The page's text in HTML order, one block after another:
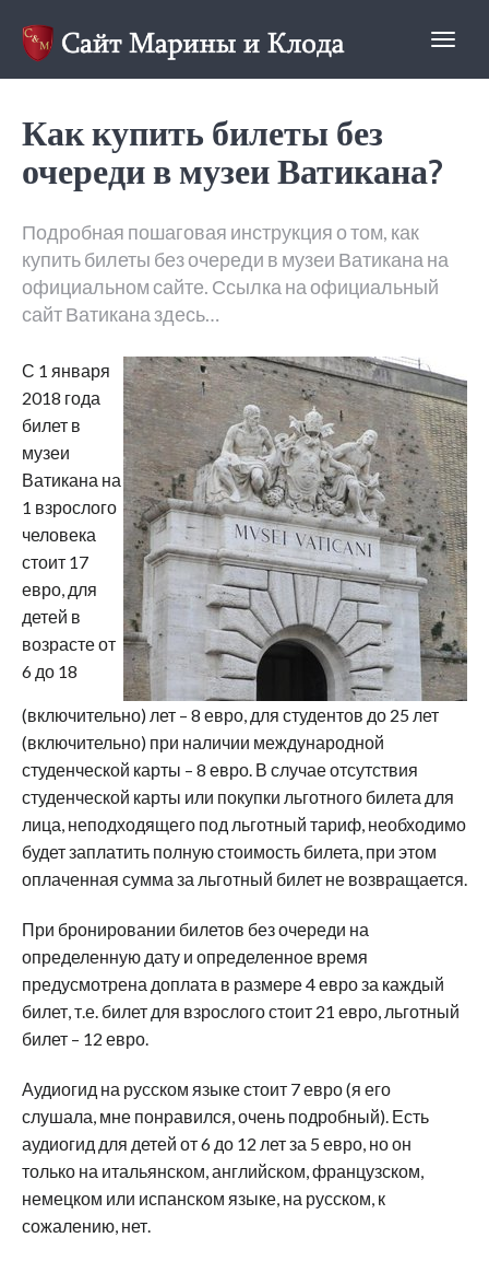
Clod&Mari
Как купить билеты без
очереди в музеи Ватикана?
Подробная пошаговая инструкция о том, как
купить билеты без очереди в музеи Ватикана на
официальном сайте. Ссылка на официальный
сайт Ватикана здесь…
С 1 января
2018 года
билет в
музеи
Ватикана на
1 взрослого
человека
стоит 17
евро, для
детей в
возрасте от
6 до 18
(включительно) лет – 8 евро, для студентов до 25 лет
(включительно) при наличии международной
студенческой карты – 8 евро. В случае отсутствия
студенческой карты или покупки льготного билета для
лица, неподходящего под льготный тариф, необходимо
будет заплатить полную стоимость билета, при этом
оплаченная сумма за льготный билет не возвращается.
При бронировании билетов без очереди на
определенную дату и определенное время
предусмотрена доплата в размере 4 евро за каждый
билет, т.е. билет для взрослого стоит 21 евро, льготный
билет – 12 евро.
Аудиогид на русском языке стоит 7 евро (я его
слушала, мне понравился, очень подробный). Есть
аудиогид для детей от 6 до 12 лет за 5 евро, но он
только на итальянском, английском, французском,
немецком или испанском языке, на русском, к
сожалению, нет.